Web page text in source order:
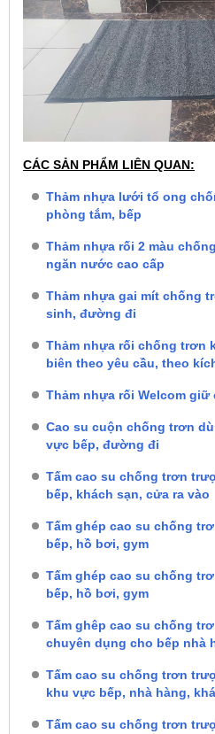
CÁC SẢN PHẨM LIÊN QUAN:
Thảm nhựa lưới tổ ong
phòng tắm, bếp
Thảm nhựa rối 2 màu
ngăn nước cao cấp
Thảm nhựa gai mít chống
sinh, đường đi
Thảm nhựa rối chống trơn
biên theo yêu cầu, theo
Thảm nhựa rối Welcom
Cao su cuộn chống trơn
vực bếp, đường đi
Tấm cao su chống trơn
bếp, khách sạn, cửa ra vào
Tấm ghép cao su chống
bếp, hồ bơi, gym
Tấm ghép cao su chống
bếp, hồ bơi, gym
Tấm ghêp cao su chống
chuyên dụng cho bếp nhà
Tấm cao su chống trơn
khu vực bếp, nhà hàng,
Tấm cao su chống trơn